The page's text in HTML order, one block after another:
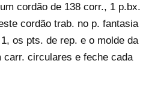
cordão de 138 corr., 1 p.bx.
cordão trab. no p. fantasia
os pts. de rep. e o molde da
carr. circulares e feche cada